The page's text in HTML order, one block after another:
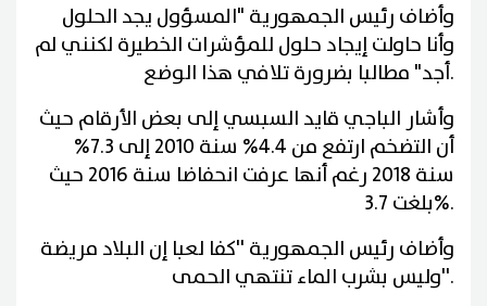
وأضاف رئيس الجمهورية "المسؤول يجد الحلول
وأنا حاولت إيجاد حلول للمؤشرات الخطيرة لكنني لم
أجد" مطالبا بضرورة تلافي هذا الوضع.
وأشار الباجي قايد السبسي إلى بعض الأرقام حيث
أن التضخم ارتفع من 4.4% سنة 2010 إلى 7.3%
سنة 2018 رغم أنها عرفت انحفاضا سنة 2016 حيث
بلغت 3.7%.
وأضاف رئيس الجمهورية ''كفا لعبا إن البلاد مريضة
وليس بشرب الماء تنتهي الحمى''.